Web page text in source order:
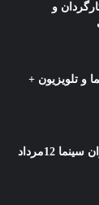
و
و تلویزیون +
درگذشت مریم همتیان بازیگر جوان سینما 12مرداد